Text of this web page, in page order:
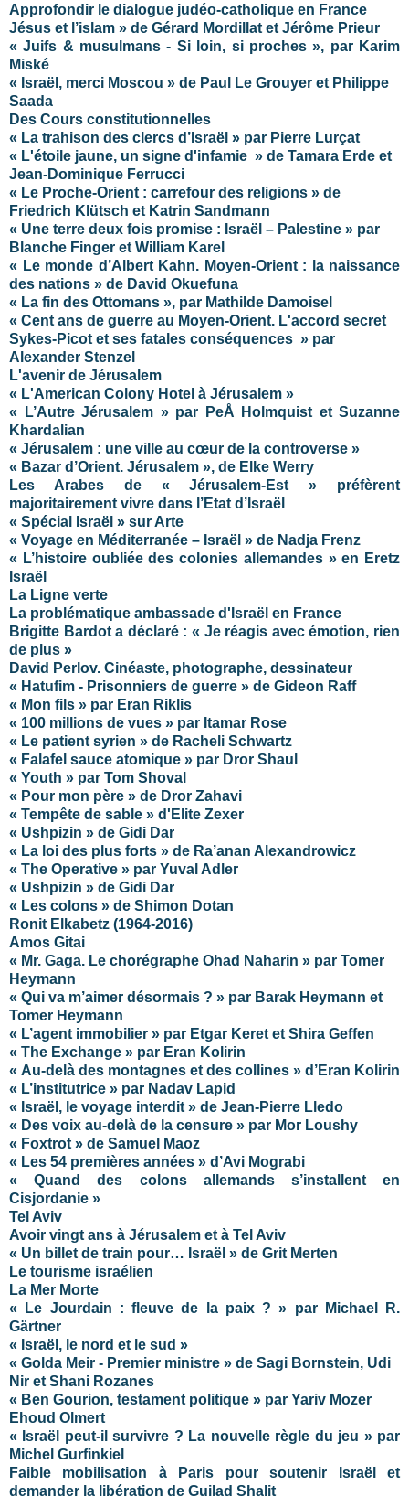
Approfondir le dialogue judéo-catholique en France
Jésus et l’islam » de Gérard Mordillat et Jérôme Prieur
« Juifs & musulmans - Si loin, si proches », par Karim
Miské
« Israël, merci Moscou » de Paul Le Grouyer et Philippe
Saada
Des Cours constitutionnelles
« La trahison des clercs d’Israël » par Pierre Lurçat
« L'étoile jaune, un signe d'infamie » de Tamara Erde et
Jean-Dominique Ferrucci
« Le Proche-Orient : carrefour des religions » de
Friedrich Klütsch et Katrin Sandmann
« Une terre deux fois promise : Israël – Palestine » par
Blanche Finger et William Karel
« Le monde d’Albert Kahn. Moyen-Orient : la naissance
des nations » de David Okuefuna
« La fin des Ottomans », par Mathilde Damoisel
« Cent ans de guerre au Moyen-Orient. L'accord secret
Sykes-Picot et ses fatales conséquences » par
Alexander Stenzel
L'avenir de Jérusalem
« L'American Colony Hotel à Jérusalem »
« L’Autre Jérusalem » par PeÅ Holmquist et Suzanne
Khardalian
« Jérusalem : une ville au cœur de la controverse »
« Bazar d’Orient. Jérusalem », de Elke Werry
Les Arabes de « Jérusalem-Est » préfèrent
majoritairement vivre dans l’Etat d’Israël
« Spécial Israël » sur Arte
« Voyage en Méditerranée – Israël » de Nadja Frenz
« L’histoire oubliée des colonies allemandes » en Eretz
Israël
La Ligne verte
La problématique ambassade d'Israël en France
Brigitte Bardot a déclaré : « Je réagis avec émotion, rien
de plus »
David Perlov. Cinéaste, photographe, dessinateur
« Hatufim - Prisonniers de guerre » de Gideon Raff
« Mon fils » par Eran Riklis
« 100 millions de vues » par Itamar Rose
« Le patient syrien » de Racheli Schwartz
« Falafel sauce atomique » par Dror Shaul
« Youth » par Tom Shoval
« Pour mon père » de Dror Zahavi
« Tempête de sable » d'Elite Zexer
« Ushpizin » de Gidi Dar
« La loi des plus forts » de Ra’anan Alexandrowicz
« The Operative » par Yuval Adler
« Ushpizin » de Gidi Dar
« Les colons » de Shimon Dotan
Ronit Elkabetz (1964-2016)
Amos Gitai
« Mr. Gaga. Le chorégraphe Ohad Naharin » par Tomer
Heymann
« Qui va m’aimer désormais ? » par Barak Heymann et
Tomer Heymann
« L’agent immobilier » par Etgar Keret et Shira Geffen
« The Exchange » par Eran Kolirin
« Au-delà des montagnes et des collines » d’Eran Kolirin
« L’institutrice » par Nadav Lapid
« Israël, le voyage interdit » de Jean-Pierre Lledo
« Des voix au-delà de la censure » par Mor Loushy
« Foxtrot » de Samuel Maoz
« Les 54 premières années » d’Avi Mograbi
« Quand des colons allemands s’installent en
Cisjordanie »
Tel Aviv
Avoir vingt ans à Jérusalem et à Tel Aviv
« Un billet de train pour… Israël » de Grit Merten
Le tourisme israélien
La Mer Morte
« Le Jourdain : fleuve de la paix ? » par Michael R.
Gärtner
« Israël, le nord et le sud »
« Golda Meir - Premier ministre » de Sagi Bornstein, Udi
Nir et Shani Rozanes
« Ben Gourion, testament politique » par Yariv Mozer
Ehoud Olmert
« Israël peut-il survivre ? La nouvelle règle du jeu » par
Michel Gurfinkiel
Faible mobilisation à Paris pour soutenir Israël et
demander la libération de Guilad Shalit